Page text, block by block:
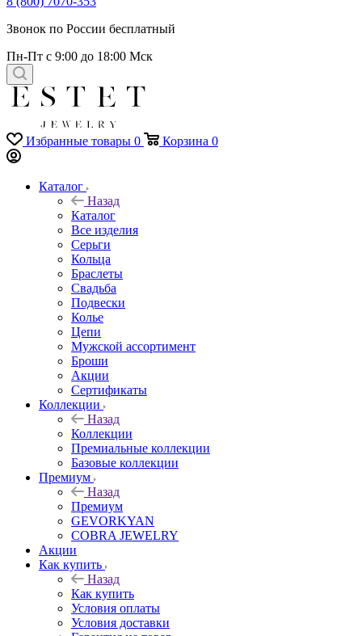
Звонок по России бесплатный
Пн-Пт с 9:00 до 18:00 Мск
Избранные товары 0 Корзина 0
Каталог
Назад
Каталог
Все изделия
Серьги
Кольца
Браслеты
Свадьба
Подвески
Колье
Цепи
Мужской ассортимент
Броши
Акции
Сертификаты
Коллекции
Назад
Коллекции
Премиальные коллекции
Базовые коллекции
Премиум
Назад
Премиум
GEVORKYAN
COBRA JEWELRY
Акции
Как купить
Назад
Как купить
Условия оплаты
Условия доставки